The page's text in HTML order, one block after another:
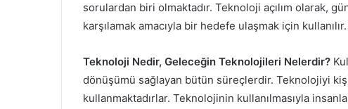
sorulardan biri olmaktadır. Teknoloji açılım olarak,
karşılamak amacıyla bir hedefe ulaşmak için kullanılır.
Teknoloji Nedir, Geleceğin Teknolojileri Nelerdir?
dönüşümü sağlayan bütün süreçlerdir. Teknolojiyi
kullanmaktadırlar. Teknolojinin kullanılmasıyla